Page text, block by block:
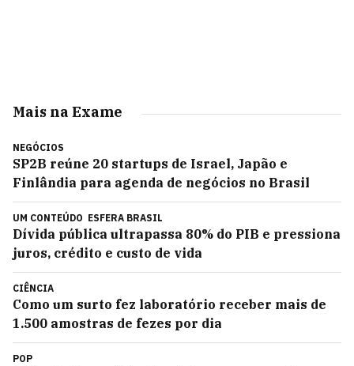
Mais na Exame
NEGÓCIOS
SP2B reúne 20 startups de Israel, Japão e
Finlândia para agenda de negócios no Brasil
UM CONTEÚDO ESFERA BRASIL
Dívida pública ultrapassa 80% do PIB e pressiona
juros, crédito e custo de vida
CIÊNCIA
Como um surto fez laboratório receber mais de
1.500 amostras de fezes por dia
POP